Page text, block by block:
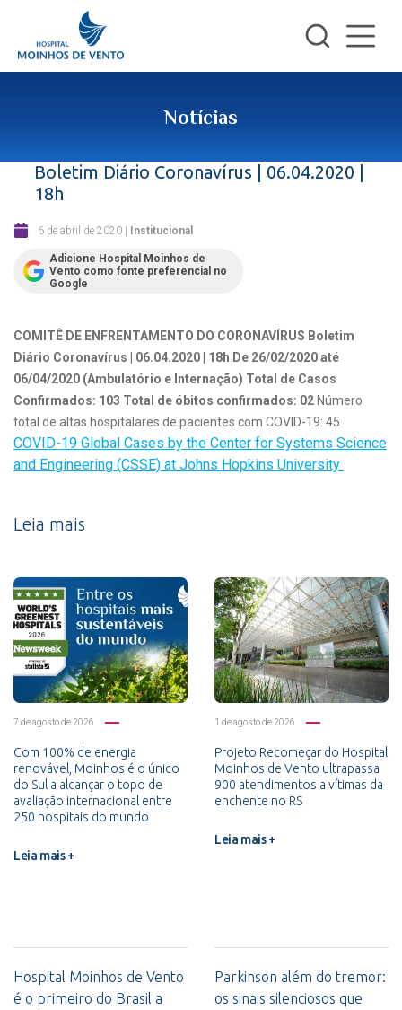
Notícias
Boletim Diário Coronavírus | 06.04.2020 |
18h
6 de abril de 2020 | Institucional
Adicione Hospital Moinhos de
Vento como fonte preferencial no
Google
COMITÊ DE ENFRENTAMENTO DO CORONAVÍRUS Boletim
Diário Coronavírus | 06.04.2020 | 18h De 26/02/2020 até
06/04/2020 (Ambulatório e Internação) Total de Casos
Confirmados: 103 Total de óbitos confirmados: 02 Número
total de altas hospitalares de pacientes com COVID-19: 45
COVID-19 Global Cases by the Center for Systems Science
and Engineering (CSSE) at Johns Hopkins University
Leia mais
7 de agosto de 2026
Com 100% de energia
renovável, Moinhos é o único
do Sul a alcançar o topo de
avaliação internacional entre
250 hospitais do mundo
Leia mais +
1 de agosto de 2026
Projeto Recomeçar do Hospital
Moinhos de Vento ultrapassa
900 atendimentos a vítimas da
enchente no RS
Leia mais +
Hospital Moinhos de Vento
é o primeiro do Brasil a
Parkinson além do tremor:
os sinais silenciosos que